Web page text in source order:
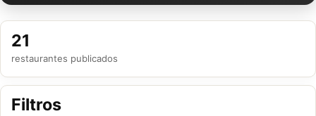
21
restaurantes publicados
Filtros